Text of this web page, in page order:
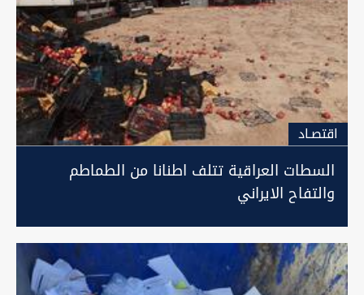
اقتصـاد
السطات العراقية تتلف اطنانا من الطماطم
والتفاح الايراني